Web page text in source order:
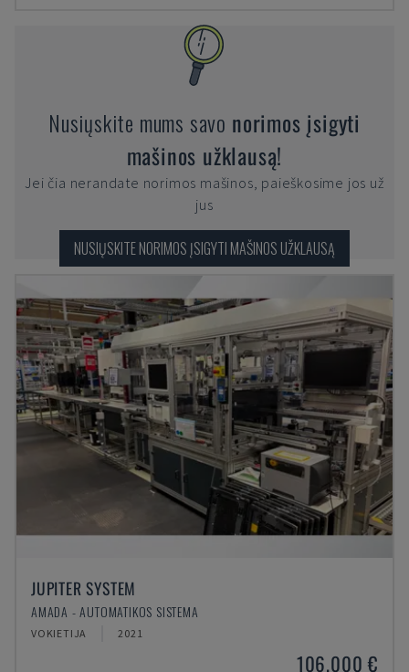
Nusiųskite mums savo norimos įsigyti
mašinos užklausą!
Jei čia nerandate norimos mašinos, paieškosime jos už
jus
NUSIŲSKITE NORIMOS ĮSIGYTI MAŠINOS UŽKLAUSĄ
JUPITER SYSTEM
AMADA - AUTOMATIKOS SISTEMA
VOKIETIJA 2021
106.000 €